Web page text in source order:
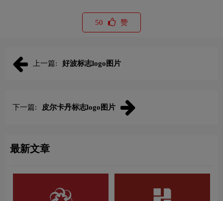
50 赞
上一篇: 好波标志logo图片
下一篇: 皮尔卡丹标志logo图片
最新文章